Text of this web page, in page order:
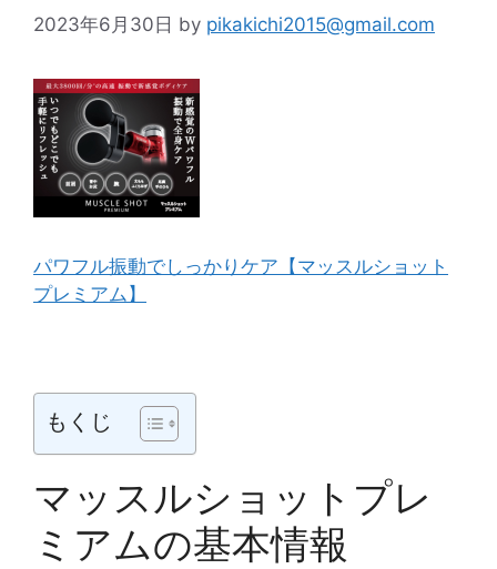
2023年6月30日 by pikakichi2015@gmail.com
パワフル振動でしっかりケア【マッスルショット
プレミアム】
もくじ
マッスルショットプレ
ミアムの基本情報